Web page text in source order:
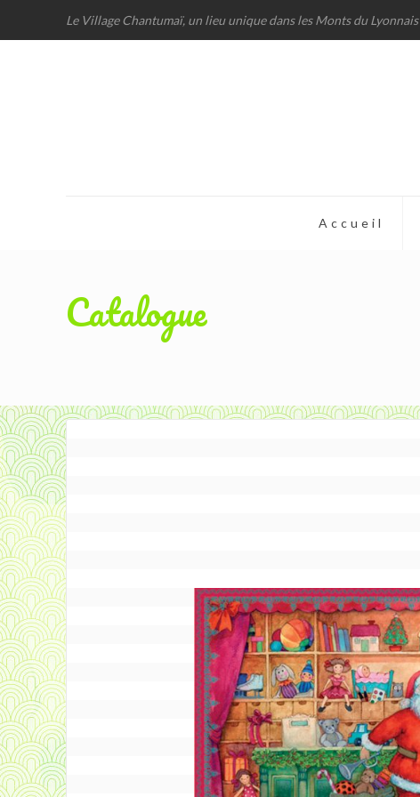
Le Village Chantumaï, un lieu unique dans les Monts du Lyonnais
Accueil
Catalogue